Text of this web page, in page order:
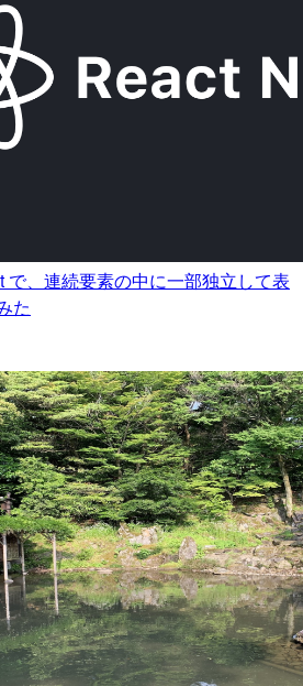
で、連続要素の中に一部独立して表
た